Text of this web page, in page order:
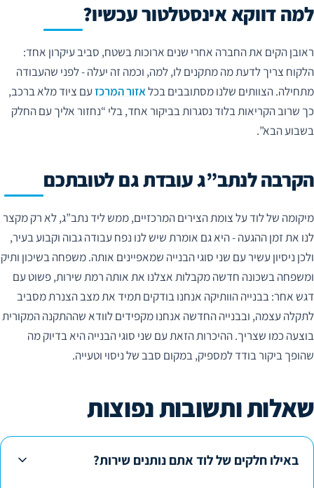
למה דווקא אינסטלטור עכשיו?
ראובן הקים את החברה אחרי שנים ארוכות בשטח, סביב עיקרון אחד:
הלקוח צריך לדעת מה מתקנים לו, למה, וכמה זה יעלה - לפני שהעבודה
מתחילה. הצוותים שלנו מסתובבים בכלאזור המרכזעם ציוד מלא ברכב,
כך שרוב הקריאות בלוד נסגרות בביקור אחד, בלי “נחזור אליך עם החלק
בשבוע הבא”.
הקרבה לנתב”ג עובדת גם לטובתכם
מיקומה של לוד על צומת הצירים המרכזיים, ממש ליד נתב”ג, לא רק מקצר
לנו את זמן ההגעה - היא גם אומרת שיש לנו נפח עבודה גבוה וקבוע בעיר,
ולכן ניסיון עשיר עם שני סוגי הבנייה שמאפיינים אותה. משפחה בשיכון ותיק
ומשפחה בשכונה חדשה מקבלות אצלנו את אותה רמת שירות, פשוט עם
דגש אחר: בבנייה הוותיקה אנחנו בודקים תמיד את מצב הצנרת מסביב
לתקלה עצמה, ובבנייה החדשה אנחנו מקפידים לוודא שההתקנה המקורית
בוצעה כמו שצריך. ההיכרות הזאת עם שני סוגי הבנייה היא בדיוק מה
שהופך ביקור בודד למספיק, במקום סבב של ניסוי וטעייה.
שאלות ותשובות נפוצות
באילו חלקים של לוד אתם נותנים שירות?